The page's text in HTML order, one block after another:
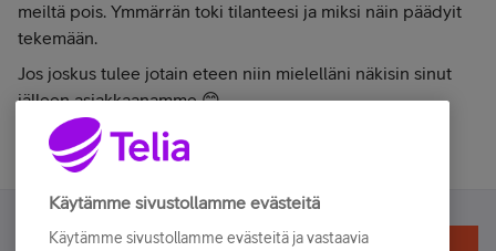
meiltä pois. Ymmärrän toki tilanteesi ja miksi näin päädyit
tekemään.
Jos joskus tulee jotain eteen niin mielelläni näkisin sinut
jälleen asiakkaanamme 😊
Käytämme sivustollamme evästeitä
Käytämme sivustollamme evästeitä ja vastaavia